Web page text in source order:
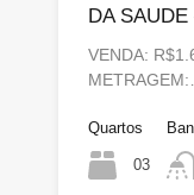
DA
VENDA:
Quartos
03